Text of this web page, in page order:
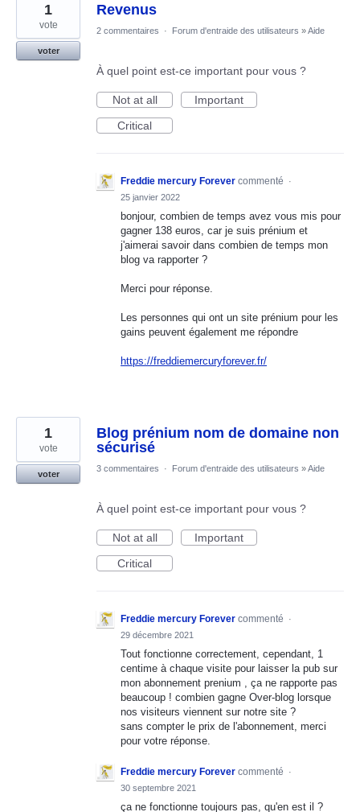
Revenus
1
vote
voter
2 commentaires · Forum d'entraide des utilisateurs »Aide
À quel point est-ce important pour vous ?
Not at all
Important
Critical
Freddie mercury Forever commenté
·
25 janvier 2022
bonjour, combien de temps avez vous mis pour
gagner 138 euros, car je suis prénium et
j'aimerai savoir dans combien de temps mon
blog va rapporter ?
Merci pour réponse.
Les personnes qui ont un site prénium pour les
gains peuvent également me répondre
https://freddiemercuryforever.fr/
Blog prénium nom de domaine non
sécurisé
1
vote
voter
3 commentaires · Forum d'entraide des utilisateurs »Aide
À quel point est-ce important pour vous ?
Not at all
Important
Critical
Freddie mercury Forever commenté
·
29 décembre 2021
Tout fonctionne correctement, cependant, 1
centime à chaque visite pour laisser la pub sur
mon abonnement prenium , ça ne rapporte pas
beaucoup ! combien gagne Over-blog lorsque
nos visiteurs viennent sur notre site ?
sans compter le prix de l'abonnement, merci
pour votre réponse.
Freddie mercury Forever commenté
·
30 septembre 2021
ça ne fonctionne toujours pas, qu'en est il ?